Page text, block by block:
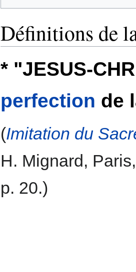
Définitions de
* "JESUS-
perfection de
(Imitation du
H. Mignard,
p. 20.)